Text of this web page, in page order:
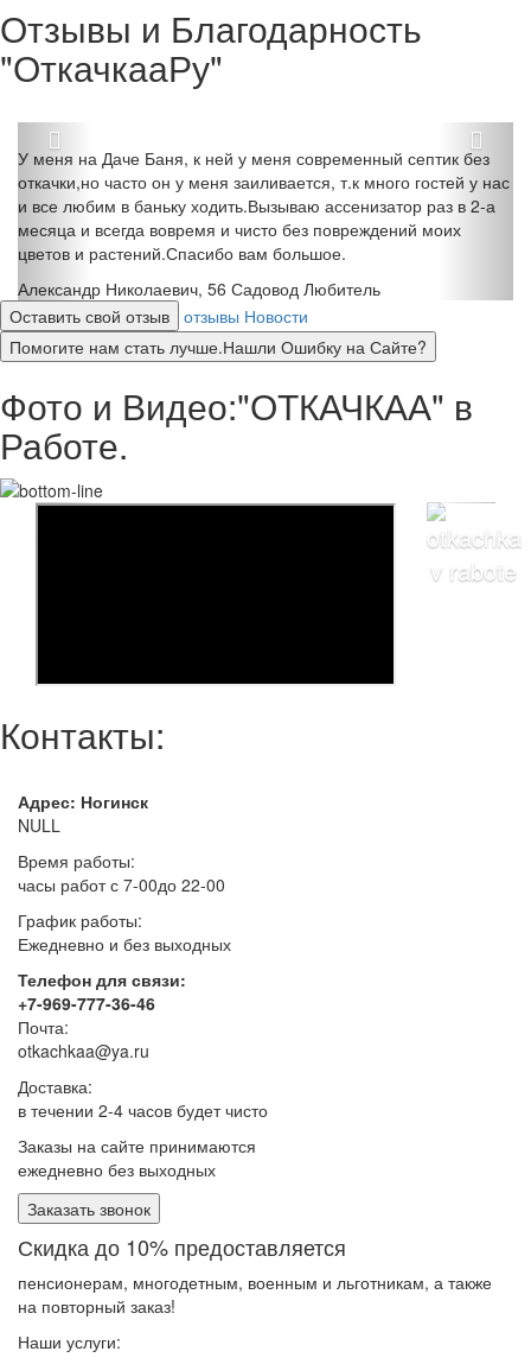
Отзывы и Благодарность
"ОткачкааРу"
У меня на Даче Баня, к ней у меня современный септик без
откачки,но часто он у меня заиливается, т.к много гостей у нас
и все любим в баньку ходить.Вызываю ассенизатор раз в 2-а
месяца и всегда вовремя и чисто без повреждений моих
цветов и растений.Спасибо вам большое.
Александр Николаевич, 56 Садовод Любитель
Оставить свой отзыв отзывы Новости
Помогите нам стать лучше.Нашли Ошибку на Сайте?
Фото и Видео:"ОТКАЧКАА" в
Работе.
Контакты:
Адрес: Ногинск
NULL
Время работы:
часы работ с 7-00до 22-00
График работы:
Ежедневно и без выходных
Телефон для связи:
+7-969-777-36-46
Почта:
otkachkaa@ya.ru
Доставка:
в течении 2-4 часов будет чисто
Заказы на сайте принимаются
ежедневно без выходных
Заказать звонок
Скидка до 10% предоставляется
пенсионерам, многодетным, военным и льготникам, а также
на повторный заказ!
Наши услуги: